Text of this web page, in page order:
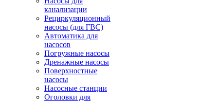
канализации
Рециркуляционный
насосы (для ГВС)
Автоматика для
насосов
Погружные насосы
Дренажные насосы
Поверхностные
насосы
Насосные станции
Оголовки для